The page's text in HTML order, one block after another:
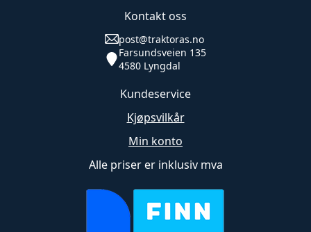
Kontakt oss
post@traktoras.no
Farsundsveien 135
4580 Lyngdal
Kundeservice
Kjøpsvilkår
Min konto
Alle priser er inklusiv mva